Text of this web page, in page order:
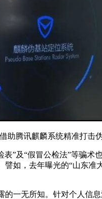
助腾讯麒麟系统精准打击
及“假冒公检法”等骗术
如，去年曝光的“山东准
无所知。针对个人信